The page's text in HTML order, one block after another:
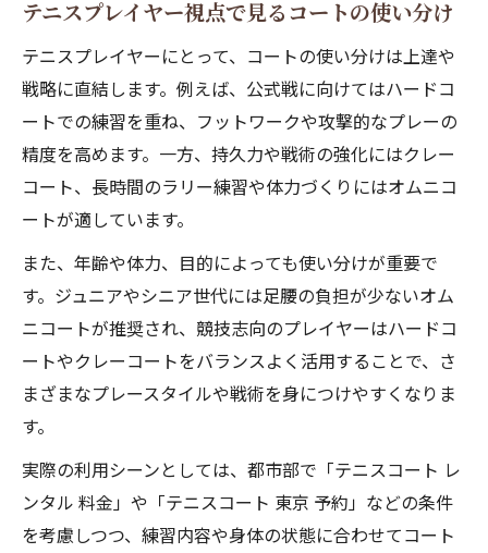
テニスプレイヤー視点で見るコートの使い分け
テニスプレイヤーにとって、コートの使い分けは上達や
戦略に直結します。例えば、公式戦に向けてはハードコ
ートでの練習を重ね、フットワークや攻撃的なプレーの
精度を高めます。一方、持久力や戦術の強化にはクレー
コート、長時間のラリー練習や体力づくりにはオムニコ
ートが適しています。
また、年齢や体力、目的によっても使い分けが重要で
す。ジュニアやシニア世代には足腰の負担が少ないオム
ニコートが推奨され、競技志向のプレイヤーはハードコ
ートやクレーコートをバランスよく活用することで、さ
まざまなプレースタイルや戦術を身につけやすくなりま
す。
実際の利用シーンとしては、都市部で「テニスコート レ
ンタル 料金」や「テニスコート 東京 予約」などの条件
を考慮しつつ、練習内容や身体の状態に合わせてコート